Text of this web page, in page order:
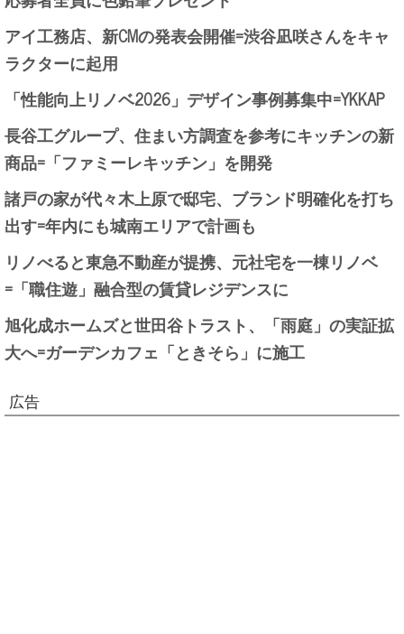
アイ工務店、新CMの発表会開催=渋谷凪咲さんをキャ
ラクターに起用
「性能向上リノベ2026」デザイン事例募集中=YKKAP
長谷工グループ、住まい方調査を参考にキッチンの新
商品=「ファミーレキッチン」を開発
諸戸の家が代々木上原で邸宅、ブランド明確化を打ち
出す=年内にも城南エリアで計画も
リノべると東急不動産が提携、元社宅を一棟リノベ
=「職住遊」融合型の賃貸レジデンスに
旭化成ホームズと世田谷トラスト、「雨庭」の実証拡
大へ=ガーデンカフェ「ときそら」に施工
広告